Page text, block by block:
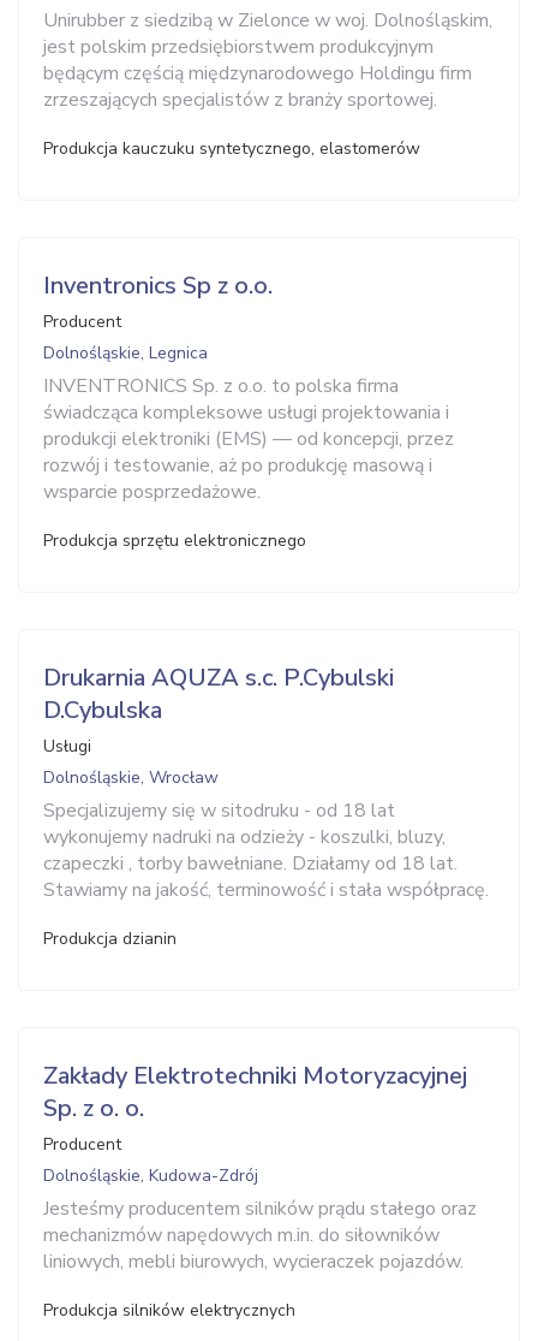
Unirubber z siedzibą w Zielonce w woj. Dolnośląskim,
jest polskim przedsiębiorstwem produkcyjnym
będącym częścią międzynarodowego Holdingu firm
zrzeszających specjalistów z branży sportowej.
Produkcja kauczuku syntetycznego, elastomerów
Inventronics Sp z o.o.
Producent
Dolnośląskie, Legnica
INVENTRONICS Sp. z o.o. to polska firma
świadcząca kompleksowe usługi projektowania i
produkcji elektroniki (EMS) — od koncepcji, przez
rozwój i testowanie, aż po produkcję masową i
wsparcie posprzedażowe.
Produkcja sprzętu elektronicznego
Drukarnia AQUZA s.c. P.Cybulski
D.Cybulska
Usługi
Dolnośląskie, Wrocław
Specjalizujemy się w sitodruku - od 18 lat
wykonujemy nadruki na odzieży - koszulki, bluzy,
czapeczki , torby bawełniane. Działamy od 18 lat.
Stawiamy na jakość, terminowość i stała współpracę.
Produkcja dzianin
Zakłady Elektrotechniki Motoryzacyjnej
Sp. z o. o.
Producent
Dolnośląskie, Kudowa-Zdrój
Jesteśmy producentem silników prądu stałego oraz
mechanizmów napędowych m.in. do siłowników
liniowych, mebli biurowych, wycieraczek pojazdów.
Produkcja silników elektrycznych